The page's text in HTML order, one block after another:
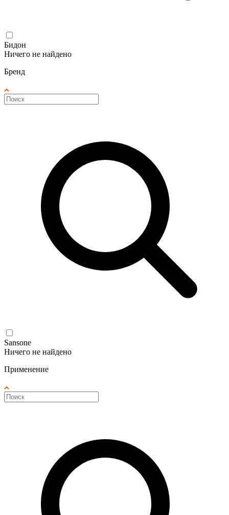
Бидон
Ничего не найдено
Бренд
Sansone
Ничего не найдено
Применение